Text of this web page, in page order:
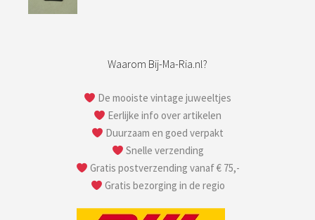
Waarom Bij-Ma-Ria.nl?
De mooiste vintage juweeltjes
Eerlijke info over artikelen
Duurzaam en goed verpakt
Snelle verzending
Gratis postverzending vanaf € 75,-
Gratis bezorging in de regio